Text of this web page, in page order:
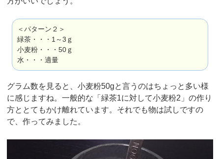
＜パターン２＞
緑茶・・・1～3ｇ
小麦粉・・・50ｇ
水・・・適量
グラム数を見ると、小麦粉50gと言うのはちょっと多い様
に感じますね。一般的な「緑茶1に対して小麦粉2」の作り
方ととてもかけ離れています。それでも物は試しですの
で、作ってみました。